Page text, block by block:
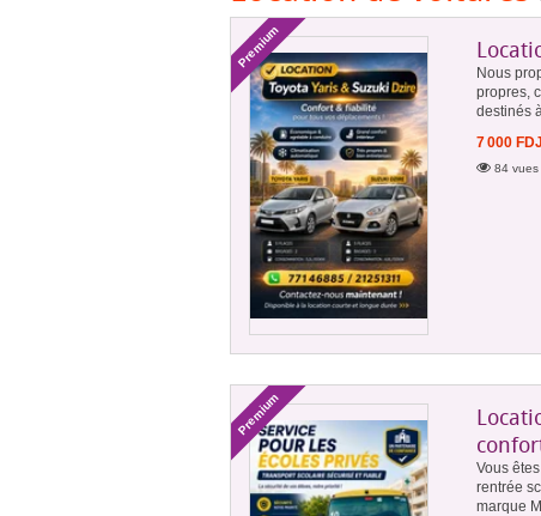
Premium
Nous
propres,
destinés
7 000 FDJ
84 vues
Premium
Vous
rentrée
marque